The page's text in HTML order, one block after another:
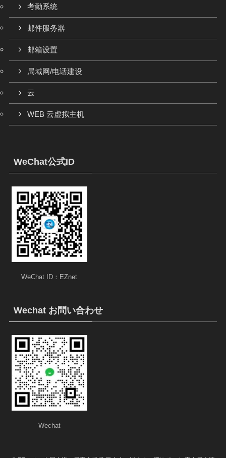
考勤系统
邮件服务器
邮箱设置
局域网/电话建设
云
WEB 云虚拟主机
WeChat公式ID
WeChat ID：EZnet
Wechat お問い合わせ
Wechat